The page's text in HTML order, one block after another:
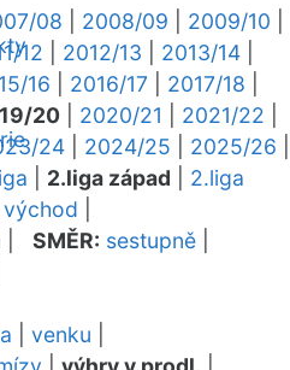
08 2008/09 2009/10
12 2012/13 2013/14
16 2016/17 2017/18
20 2020/21 2021/22
24 2024/25 2025/26
2.liga západ
2.liga
SMĚR: sestupně
venku